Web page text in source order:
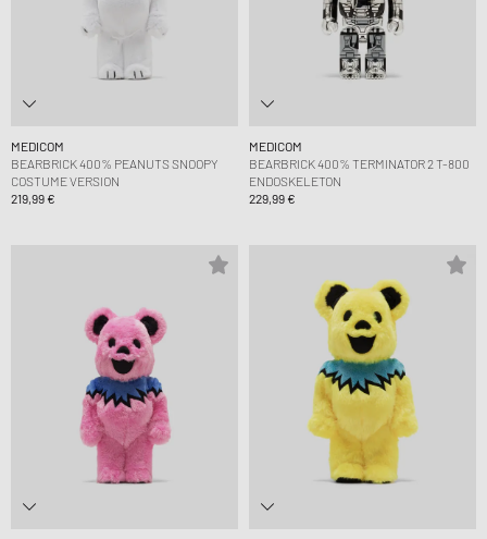
MEDICOM
BEARBRICK 400% PEANUTS SNOOPY
COSTUME VERSION
219,99 €
MEDICOM
BEARBRICK 400% TERMINATOR 2 T-800
ENDOSKELETON
229,99 €